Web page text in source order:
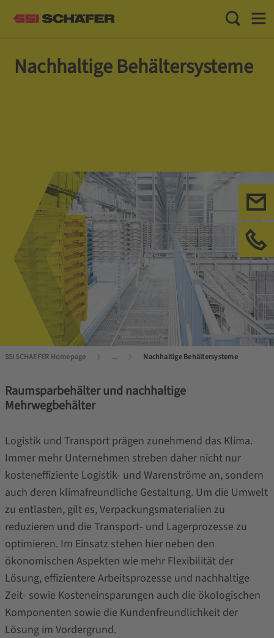
Toggle
Nachhaltige Behältersysteme
SSI SCHAEFER Homepage ... Nachhaltige Behältersysteme
Raumsparbehälter und nachhaltige
Mehrwegbehälter
Logistik und Transport prägen zunehmend das Klima.
Immer mehr Unternehmen streben daher nicht nur
kosteneffiziente Logistik- und Warenströme an, sondern
auch deren klimafreundliche Gestaltung. Um die Umwelt
zu entlasten, gilt es, Verpackungsmaterialien zu
reduzieren und die Transport- und Lagerprozesse zu
optimieren. Im Einsatz stehen hier neben den
ökonomischen Aspekten wie mehr Flexibilität der
Lösung, effizientere Arbeitsprozesse und nachhaltige
Zeit- sowie Kosteneinsparungen auch die ökologischen
Komponenten sowie die Kundenfreundlichkeit der
Lösung im Vordergrund.